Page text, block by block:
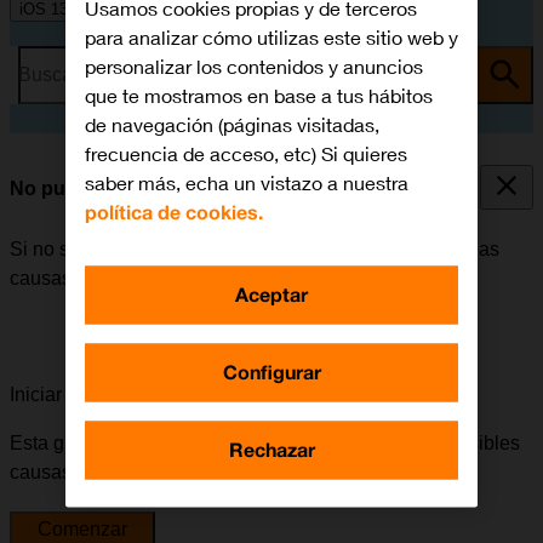
iOS 13.0
Busca por problema o tema
No puedo enviar ni recibir SMS
Si no se puede enviar ni recibir SMS, puede haber varias
causas posibles al problema.
Iniciar la guía para solucionar tu problema
Esta guía te va a conducir a través de una serie de posibles
causas y soluciones al problema.
Comenzar
Usamos cookies propias y de terceros
para analizar cómo utilizas este sitio web y
personalizar los contenidos y anuncios
que te mostramos en base a tus hábitos
de navegación (páginas visitadas,
frecuencia de acceso, etc) Si quieres
saber más, echa un vistazo a nuestra
política de cookies.
Configurar
Rechazar
Aceptar